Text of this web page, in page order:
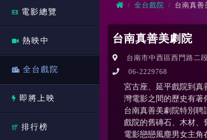
電影總覽
熱映中
全台戲院
即將上映
排行榜
全台戲院 台南真善
台南真善美劇院
台南市中西區西門路二
06-2229768
宮古座、延平戲院到真
灣電影之間的歷史有著
台南真善美劇院特別
戲院的舊磚石、木材
電影戀戀風塵男女主角